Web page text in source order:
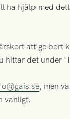
ha hjälp med
att ge bort
hittar det under
, men
vanligt.